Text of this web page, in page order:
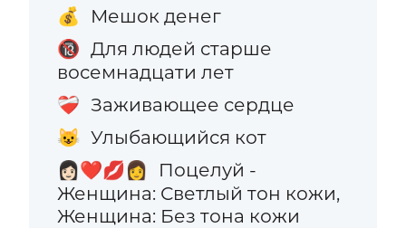
💰 Мешок денег
🔞 Для людей старше
восемнадцати лет
❤️‍🩹 Заживающее сердце
😺 Улыбающийся кот
👩🏻‍❤️‍💋‍👩
Поцелуй -
Женщина: Светлый тон кожи,
Женщина: Без тона кожи